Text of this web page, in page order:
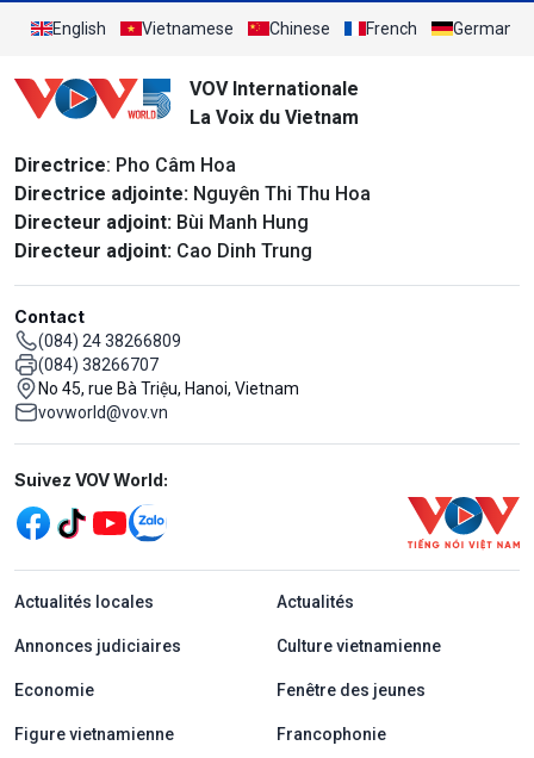
English Vietnamese Chinese French German
VOV Internationale
La Voix du Vietnam
Directrice: Pho Câm Hoa
Directrice adjointe: Nguyên Thi Thu Hoa
Directeur adjoint: Bùi Manh Hung
Directeur adjoint: Cao Dinh Trung
Contact
(084) 24 38266809
(084) 38266707
No 45, rue Bà Triệu, Hanoi, Vietnam
vovworld@vov.vn
Mạng xã hội
Suivez VOV World:
menu footer tiếng Pháp
Actualités locales Actualités
Annonces judiciaires Culture vietnamienne
Economie Fenêtre des jeunes
Figure vietnamienne Francophonie